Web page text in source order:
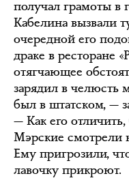
получал грамоты в
Кабелина вызвали
очередной его
драке в ресторане
отягчающее
зарядил в
был в штатском, —
— Как его
Мэрские смотрели
Ему пригрозили,
лавочку прикроют.